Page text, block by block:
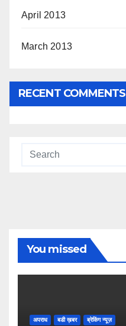
April 2013
March 2013
RECENT COMMENTS
You missed
अपराध बडी ख़बर ब्रेकिंग न्यूज़